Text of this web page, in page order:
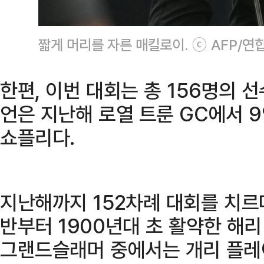
짧게 머리를 자른 매킬로이. ⓒ AFP/연
한편, 이번 대회는 총 156명의
언은 지난해 로열 트룬 GC에서
쇼플리다.
지난해까지 152차례 대회를 치
반부터 1900년대 초 활약한 해
그랜드슬래머 중에서는 개리 플